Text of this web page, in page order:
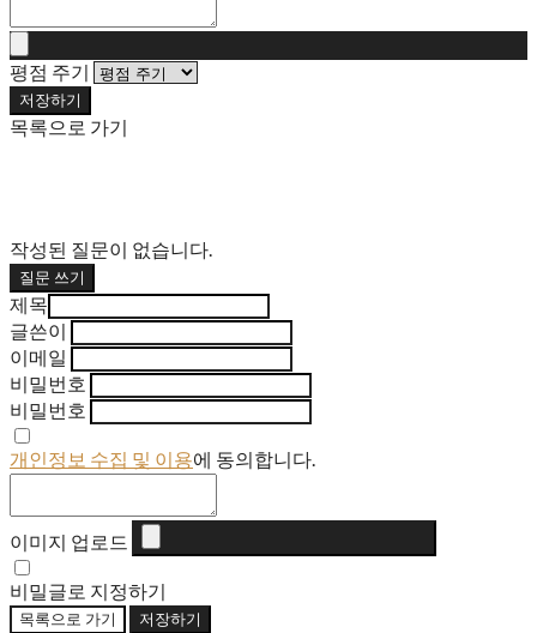
평점 주기
저장하기
목록으로 가기
작성된 질문이 없습니다.
질문 쓰기
제목
글쓴이
이메일
비밀번호
비밀번호
개인정보 수집 및 이용에 동의합니다.
이미지 업로드
비밀글로 지정하기
목록으로 가기 저장하기